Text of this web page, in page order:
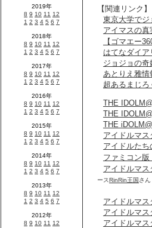
【関連リンク】
東京大学でジ
アイマスの
【ゴマエー
はてなダイ
ジョジョの
あとりえ雅情
超あるまじろ
THE
THE
THE
アイドルマ
アイドルたち
ファミコン版
アイドルマ
ースRinRin王国 さん
アイドルマ
アイドルマ
アイドルマ